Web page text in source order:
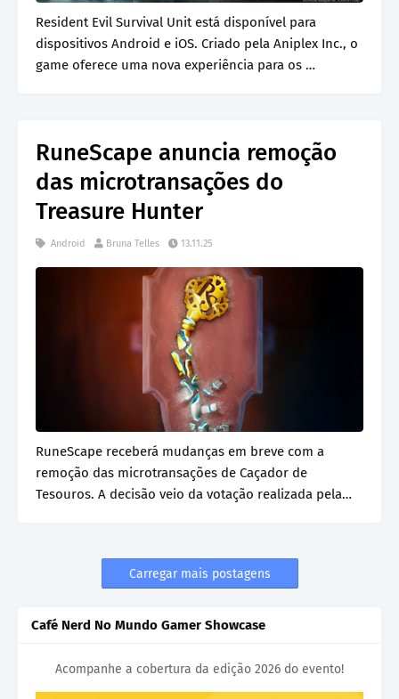
Resident Evil Survival Unit está disponível para
dispositivos Android e iOS. Criado pela Aniplex Inc., o
game oferece uma nova experiência para os …
RuneScape anuncia remoção
das microtransações do
Treasure Hunter
Android Bruna Telles 13.11.25
RuneScape receberá mudanças em breve com a
remoção das microtransações de Caçador de
Tesouros. A decisão veio da votação realizada pela
Carregar mais postagens
Café Nerd No Mundo Gamer Showcase
Acompanhe a cobertura da edição 2026 do evento!